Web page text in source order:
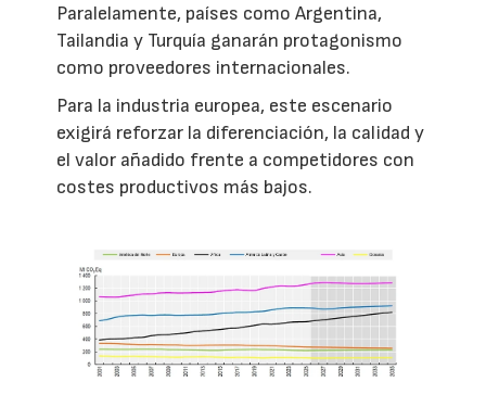
Paralelamente, países como Argentina,
Tailandia y Turquía ganarán protagonismo
como proveedores internacionales.
Para la industria europea, este escenario
exigirá reforzar la diferenciación, la calidad y
el valor añadido frente a competidores con
costes productivos más bajos.